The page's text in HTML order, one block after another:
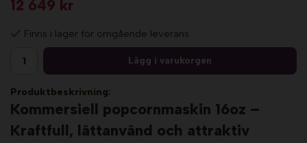
12 649 kr
Finns i lager för omgående leverans
Lägg i varukorgen
Produktbeskrivning:
Kommersiell popcornmaskin 16oz –
Kraftfull, lättanvänd och attraktiv